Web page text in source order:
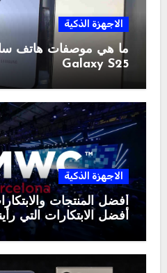
الاجهزة الذكية
ما هي موصفات هاتف
Galaxy S25
الاجهزة الذكية
أفضل الابتكارات التي